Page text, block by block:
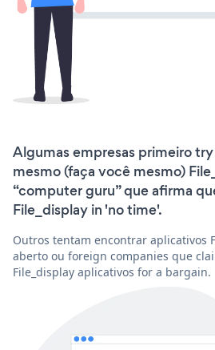
Algumas empresas primeiro
mesmo (faça você mesmo)
“computer guru” que afirma
File_display in 'no time'.
Outros tentam encontrar aplicativos
aberto ou foreign companies que
File_display aplicativos for a bargain.